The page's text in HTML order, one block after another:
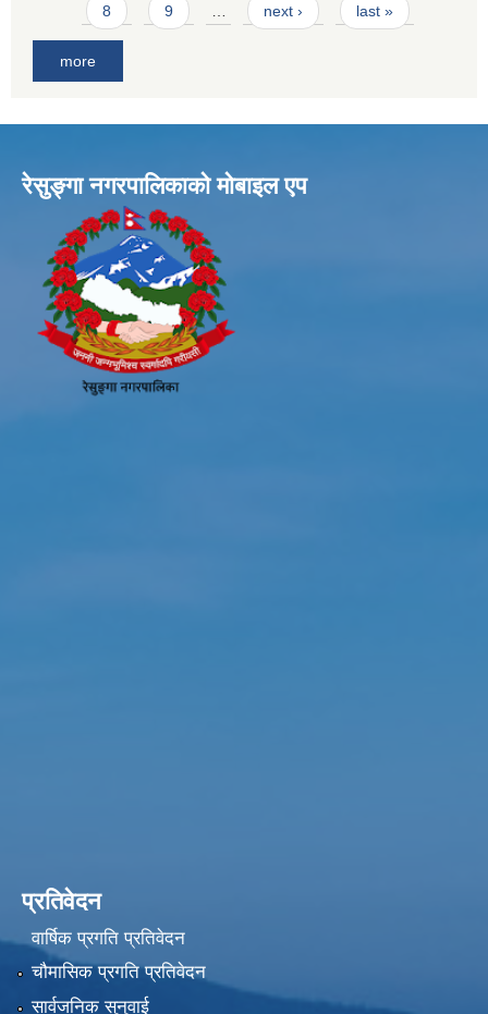
8 9 next › last »
more
रेसुङ्गा नगरपालिकाकाे माेबाइल एप
प्रतिवेदन
वार्षिक प्रगति प्रतिवेदन
चौमासिक प्रगति प्रतिवेदन
सार्वजनिक सुनुवाई